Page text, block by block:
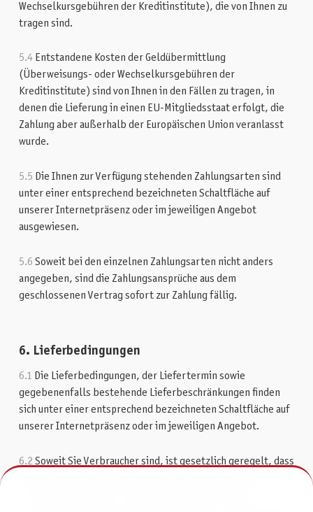
Wechselkursgebühren der Kreditinstitute), die von Ihnen zu
tragen sind.
5.4 Entstandene Kosten der Geldübermittlung
(Überweisungs- oder Wechselkursgebühren der
Kreditinstitute) sind von Ihnen in den Fällen zu tragen, in
denen die Lieferung in einen EU-Mitgliedsstaat erfolgt, die
Zahlung aber außerhalb der Europäischen Union veranlasst
wurde.
5.5 Die Ihnen zur Verfügung stehenden Zahlungsarten sind
unter einer entsprechend bezeichneten Schaltfläche auf
unserer Internetpräsenz oder im jeweiligen Angebot
ausgewiesen.
5.6 Soweit bei den einzelnen Zahlungsarten nicht anders
angegeben, sind die Zahlungsansprüche aus dem
geschlossenen Vertrag sofort zur Zahlung fällig.
6. Lieferbedingungen
6.1 Die Lieferbedingungen, der Liefertermin sowie
gegebenenfalls bestehende Lieferbeschränkungen finden
sich unter einer entsprechend bezeichneten Schaltfläche auf
unserer Internetpräsenz oder im jeweiligen Angebot.
6.2 Soweit Sie Verbraucher sind, ist gesetzlich geregelt, dass